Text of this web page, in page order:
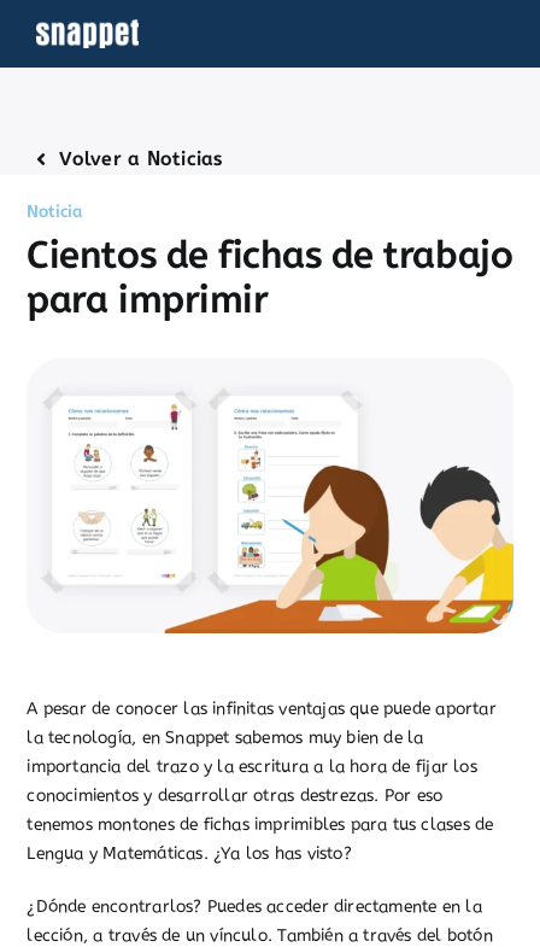
contenido
Volver a Noticias
Noticia
Cientos de fichas de trabajo
para imprimir
A pesar de conocer las infinitas ventajas que puede aportar
la tecnología, en Snappet sabemos muy bien de la
importancia del trazo y la escritura a la hora de fijar los
conocimientos y desarrollar otras destrezas. Por eso
tenemos montones de fichas imprimibles para tus clases de
Lengua y Matemáticas. ¿Ya los has visto?
¿Dónde encontrarlos? Puedes acceder directamente en la
lección, a través de un vínculo. También a través del botón